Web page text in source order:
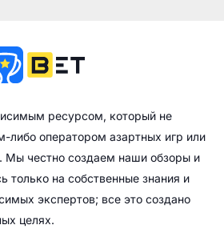
ресурсом, который не
либо оператором азартных игр или
честно создаем наши обзоры и
только на собственные знания и
экспертов; все это создано
целях.